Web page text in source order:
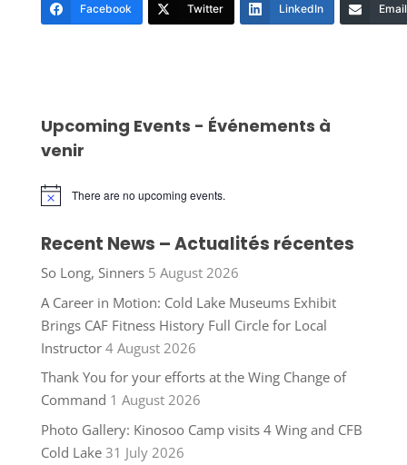
Facebook Twitter LinkedIn Email
Upcoming Events - Événements à
venir
Notice There are no upcoming events.
Recent News – Actualités récentes
So Long, Sinners 5 August 2026
A Career in Motion: Cold Lake Museums Exhibit
Brings CAF Fitness History Full Circle for Local
Instructor 4 August 2026
Thank You for your efforts at the Wing Change of
Command 1 August 2026
Photo Gallery: Kinosoo Camp visits 4 Wing and CFB
Cold Lake 31 July 2026